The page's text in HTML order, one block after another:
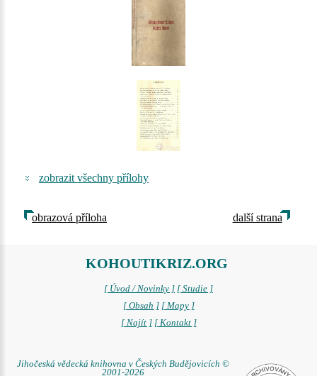
zobrazit všechny přílohy
obrazová příloha další strana
KOHOUTIKRIZ.ORG
[ Úvod / Novinky ] [ Studie ]
[ Obsah ] [ Mapy ]
[ Najít ] [ Kontakt ]
Jihočeská vědecká knihovna v Českých Budějovicích ©
2001-2026